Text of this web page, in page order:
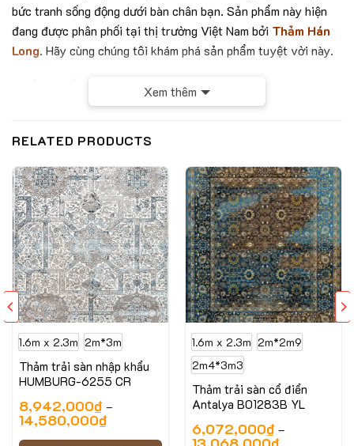
bức tranh sống động dưới bàn chân bạn. Sản phẩm này hiện
đang được phân phối tại thị trường Việt Nam bởi Thảm Hán
Long. Hãy cùng chúng tôi khám phá sản phẩm tuyệt vời này.
Thông số kỹ thuật của mẫu thảm SIVAS
-1200- 2413
Chiều cao sợi: 7mm
Trọng lượng: 2700g/m2
Sản xuất tại Iran
Xem thêm
RELATED PRODUCTS
1.6m x 2.3m 2m*3m
Thảm trải sàn nhập khẩu
HUMBURG-6255 CR
8,942,000₫–
14,580,000₫
1.6m x 2.3m 2m*2m9
2m4*3m3
Thảm trải sàn cổ điển
Antalya B01283B YL
6,072,000₫–